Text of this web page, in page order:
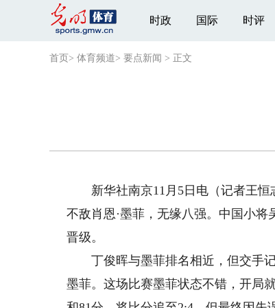
时政 国际 时评
首页 > 体育频道> 要点新闻 > 正文
新华社南京11月5日电（记者王恒
不敌肖恩·墨菲，无缘八强。中国小
晋级。
丁俊晖与墨菲排名相近，但交手记
墨菲。这场比赛墨菲状态不错，开局